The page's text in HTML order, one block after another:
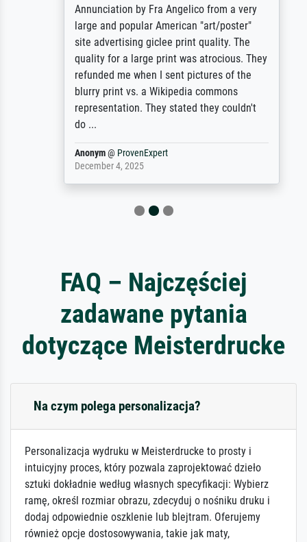
Annunciation by Fra Angelico from a very
large and popular American "art/poster"
site advertising giclee print quality. The
quality for a large print was atrocious. They
refunded me when I sent pictures of the
blurry print vs. a Wikipedia commons
representation. They stated they couldn't
do ...
Anonym@ProvenExpert
December 4, 2025
FAQ – Najczęściej
zadawane pytania
dotyczące Meisterdrucke
Na czym polega personalizacja?
Personalizacja wydruku w Meisterdrucke to prosty i
intuicyjny proces, który pozwala zaprojektować dzieło
sztuki dokładnie według własnych specyfikacji: Wybierz
ramę, określ rozmiar obrazu, zdecyduj o nośniku druku i
dodaj odpowiednie oszklenie lub blejtram. Oferujemy
również opcje dostosowywania, takie jak maty,